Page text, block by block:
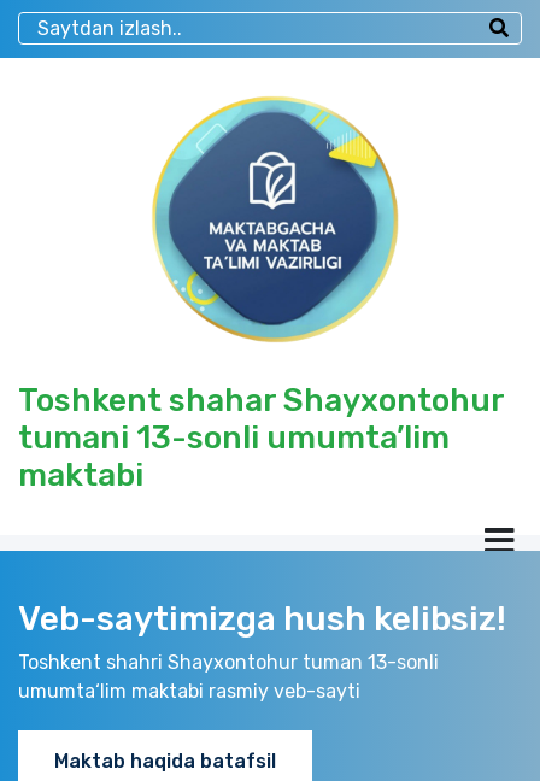
Toshkent shahar Shayxontohur
tumani 13-sonli umumta’lim
maktabi
Veb-saytimizga hush kelibsiz!
Toshkent shahri Shayxontohur tuman 13-sonli
umumta‘lim maktabi rasmiy veb-sayti
Maktab haqida batafsil